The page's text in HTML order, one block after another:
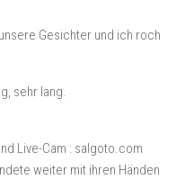
Gesichter und ich roch
sehr lang.
Live-Cam : salgoto.com
weiter mit ihren Händen